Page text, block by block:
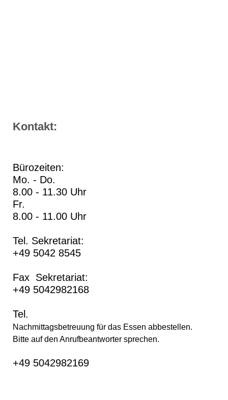
Kontakt:
Bürozeiten:
Mo. - Do.
8.00 - 11.30 Uhr
Fr.
8.00 - 11.00 Uhr
Tel. Sekretariat:
+49 5042 8545
Fax Sekretariat:
+49 5042982168
Tel.
Nachmittagsbetreuung für das Essen abbestellen.
Bitte auf den Anrufbeantworter sprechen.
+49 5042982169